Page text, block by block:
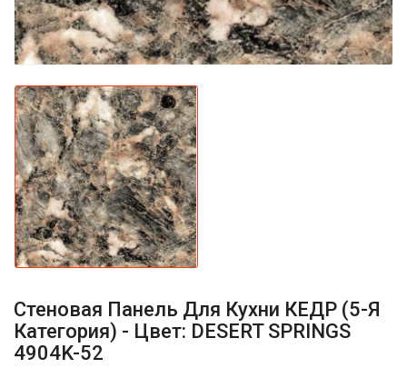
Стеновая Панель Для Кухни КЕДР (5-Я
Категория) - Цвет: DESERT SPRINGS
4904K-52